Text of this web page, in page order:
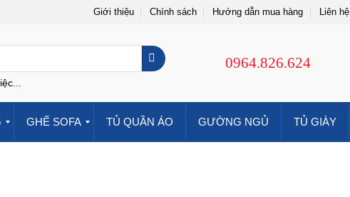
Giới thiệu Chính sách Hướng dẫn mua hàng Liên hệ
0964.826.624
GHẾ SOFA TỦ QUẦN ÁO GƯỜNG NGỦ TỦ GIÀY